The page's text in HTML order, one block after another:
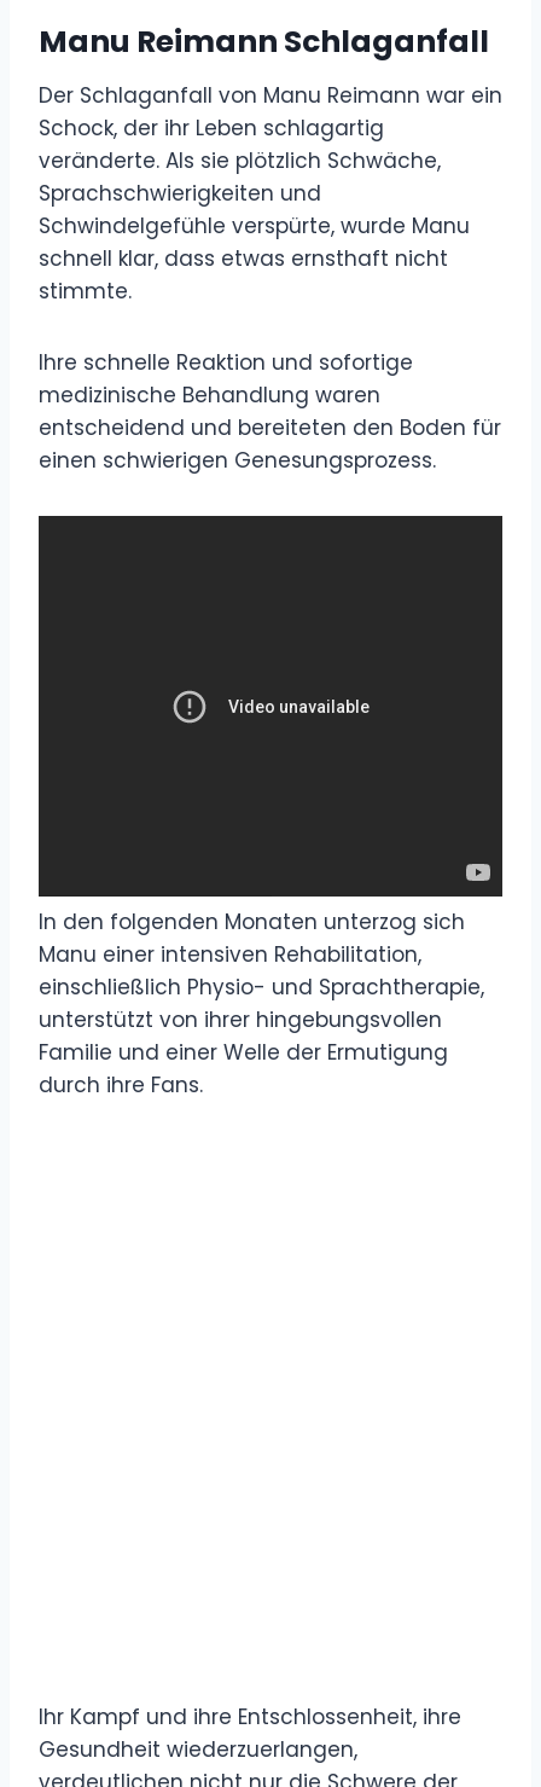
Manu Reimann Schlaganfall
Der Schlaganfall von Manu Reimann war ein
Schock, der ihr Leben schlagartig
veränderte. Als sie plötzlich Schwäche,
Sprachschwierigkeiten und
Schwindelgefühle verspürte, wurde Manu
schnell klar, dass etwas ernsthaft nicht
stimmte.
Ihre schnelle Reaktion und sofortige
medizinische Behandlung waren
entscheidend und bereiteten den Boden für
einen schwierigen Genesungsprozess.
In den folgenden Monaten unterzog sich
Manu einer intensiven Rehabilitation,
einschließlich Physio- und Sprachtherapie,
unterstützt von ihrer hingebungsvollen
Familie und einer Welle der Ermutigung
durch ihre Fans.
Ihr Kampf und ihre Entschlossenheit, ihre
Gesundheit wiederzuerlangen,